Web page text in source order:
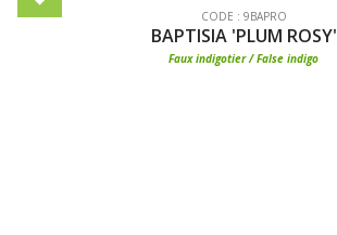
CODE : 9BAPRO
BAPTISIA 'PLUM ROSY'
Faux indigotier / False indigo